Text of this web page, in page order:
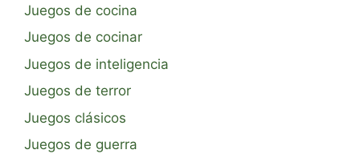
Juegos de cocina
Juegos de cocinar
Juegos de inteligencia
Juegos de terror
Juegos clásicos
Juegos de guerra